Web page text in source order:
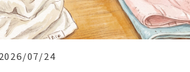
2026/07/24